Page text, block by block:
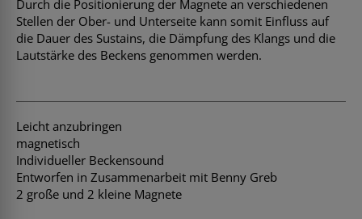
Durch die Positionierung der Magnete an verschiedenen
Stellen der Ober- und Unterseite kann somit Einfluss auf
die Dauer des Sustains, die Dämpfung des Klangs und die
Lautstärke des Beckens genommen werden.
Leicht anzubringen
magnetisch
Individueller Beckensound
Entworfen in Zusammenarbeit mit Benny Greb
2 große und 2 kleine Magnete